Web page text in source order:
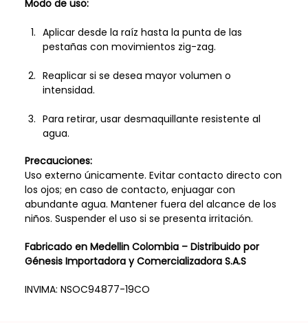
Modo de uso:
Aplicar desde la raíz hasta la punta de las
pestañas con movimientos zig-zag.
Reaplicar si se desea mayor volumen o
intensidad.
Para retirar, usar desmaquillante resistente al
agua.
Precauciones:
Uso externo únicamente. Evitar contacto directo con
los ojos; en caso de contacto, enjuagar con
abundante agua. Mantener fuera del alcance de los
niños. Suspender el uso si se presenta irritación.
Fabricado en Medellin Colombia – Distribuido por
Génesis Importadora y Comercializadora S.A.S
INVIMA: NSOC94877-19CO